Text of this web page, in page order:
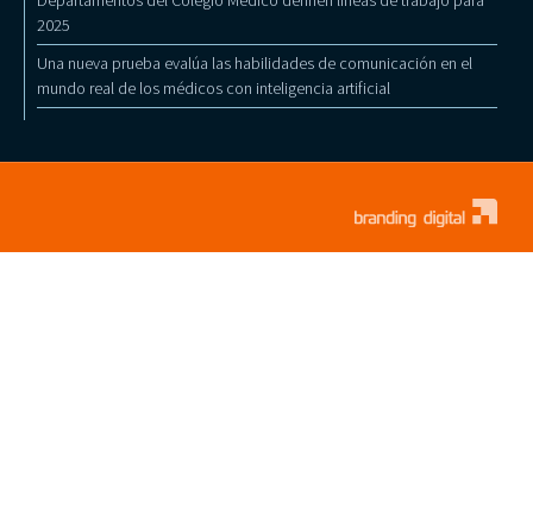
2025
Una nueva prueba evalúa las habilidades de comunicación en el
mundo real de los médicos con inteligencia artificial